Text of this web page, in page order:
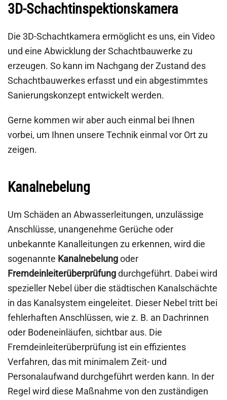
3D-Schachtinspektionskamera
Die 3D-Schachtkamera ermöglicht es uns, ein Video
und eine Abwicklung der Schachtbauwerke zu
erzeugen. So kann im Nachgang der Zustand des
Schachtbauwerkes erfasst und ein abgestimmtes
Sanierungskonzept entwickelt werden.
Gerne kommen wir aber auch einmal bei Ihnen
vorbei, um Ihnen unsere Technik einmal vor Ort zu
zeigen.
Kanalnebelung
Um Schäden an Abwasserleitungen, unzulässige
Anschlüsse, unangenehme Gerüche oder
unbekannte Kanalleitungen zu erkennen, wird die
sogenannte Kanalnebelungoder
Fremdeinleiterüberprüfungdurchgeführt. Dabei wird
spezieller Nebel über die städtischen Kanalschächte
in das Kanalsystem eingeleitet. Dieser Nebel tritt bei
fehlerhaften Anschlüssen, wie z. B. an Dachrinnen
oder Bodeneinläufen, sichtbar aus. Die
Fremdeinleiterüberprüfung ist ein effizientes
Verfahren, das mit minimalem Zeit- und
Personalaufwand durchgeführt werden kann. In der
Regel wird diese Maßnahme von den zuständigen